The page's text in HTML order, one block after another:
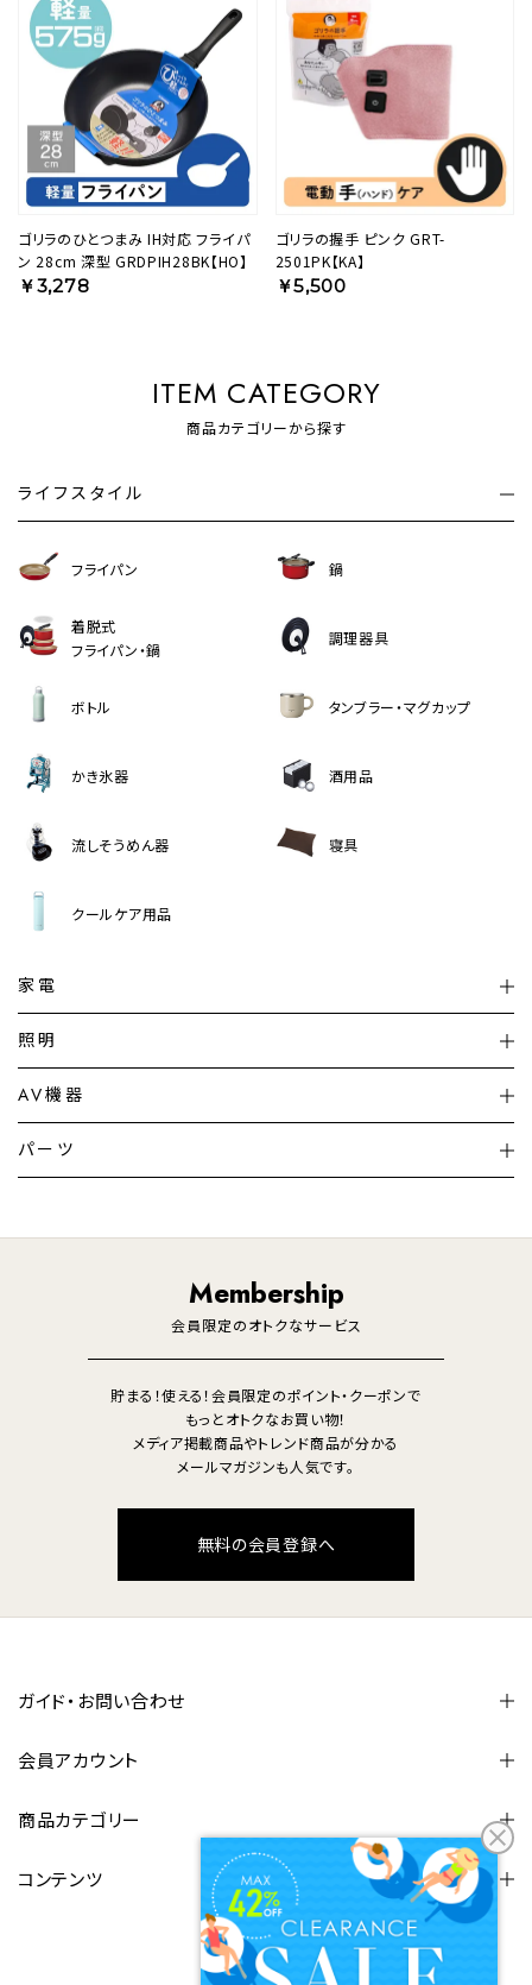
ゴリラのひとつまみ IH対応 フライパ
ン 28cm 深型 GRDPIH28BK【HO】
￥3,278
ゴリラの握手 ピンク GRT-
2501PK【KA】
￥5,500
ITEM CATEGORY
商品カテゴリーから探す
ライフスタイル
フライパン 鍋
着脱式
フライパン・鍋
調理器具
ボトル タンブラー・マグカップ
かき氷器 酒用品
流しそうめん器 寝具
クールケア用品
家電
加湿器・空気清浄機
暖房機 掃除機
調理家電 生活家電
照明
シーリングライト
デスクライト
AV機器
テレビ
パーツ
Membership
会員限定のオトクなサービス
貯まる！使える！会員限定のポイント・クーポンで
もっとオトクなお買い物！
メディア掲載商品やトレンド商品が分かる
メールマガジンも人気です。
無料の会員登録へ
ガイド・お問い合わせ
会員アカウント
商品カテゴリー
コンテンツ
FOLLOW US